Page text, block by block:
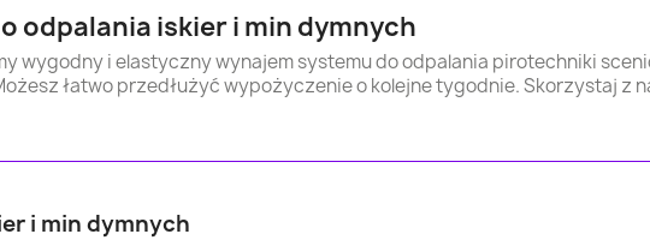
odpalania iskier i min dymnych
wygodny i elastyczny wynajem systemu do odpalania pirotechniki
łatwo przedłużyć wypożyczenie o kolejne tygodnie. Skorzystaj z
i min dymnych